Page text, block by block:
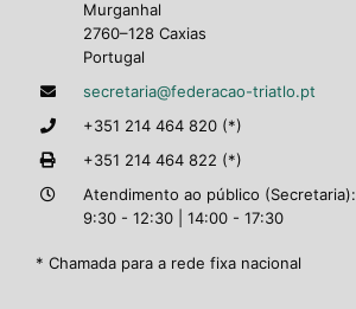
Murganhal
2760–128 Caxias
Portugal
secretaria@federacao-triatlo.pt
+351 214 464 820 (*)
+351 214 464 822 (*)
Atendimento ao público (Secretaria):
9:30 - 12:30 | 14:00 - 17:30
* Chamada para a rede fixa nacional